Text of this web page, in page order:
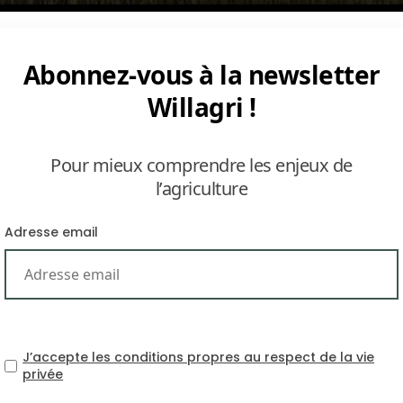
et des services à des fournisseurs imposants ou
plus être réparés directement par l’agriculteur
d’immobilisation.
souhaitent exploiter leur terre ou leur bétail
à des offres ou des technologies qui
Abonnez-vous à la newsletter
Willagri !
Pour mieux comprendre les enjeux de
l’agriculture
Adresse email
J’accepte les conditions propres au respect de la vie
privée